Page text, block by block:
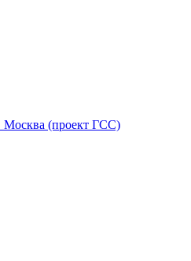
Москва (проект ГСС)